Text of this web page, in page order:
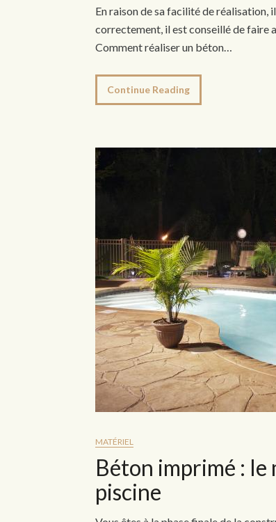
En raison de sa facilité de réalisation,
correctement, il est conseillé de faire
Comment réaliser un béton…
Continue Reading
MATÉRIEL
Béton imprimé : le
piscine